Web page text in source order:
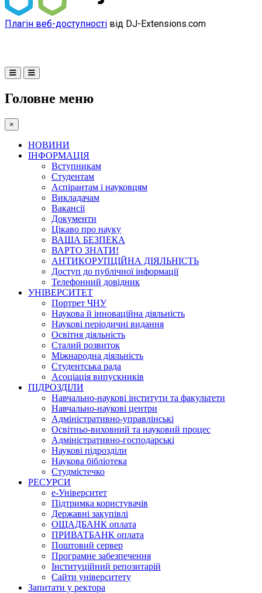
Плагін веб-доступності від DJ-Extensions.com
Головне меню
×
НОВИНИ
ІНФОРМАЦІЯ
Вступникам
Студентам
Аспірантам і науковцям
Викладачам
Вакансії
Документи
Цікаво про науку
ВАША БЕЗПЕКА
ВАРТО ЗНАТИ!
АНТИКОРУПЦІЙНА ДІЯЛЬНІСТЬ
Доступ до публічної інформації
Телефонний довідник
УНІВЕРСИТЕТ
Портрет ЧНУ
Наукова й інноваційна діяльність
Наукові періодичні видання
Освітня діяльність
Сталий розвиток
Міжнародна діяльність
Студентська рада
Асоціація випускників
ПІДРОЗДІЛИ
Навчально-наукові інститути та факультети
Навчально-наукові центри
Адміністративно-управлінські
Освітньо-виховний та науковий процес
Адміністративно-господарські
Наукові підрозділи
Наукова бібліотека
Студмістечко
РЕСУРСИ
е-Університет
Підтримка користувачів
Державні закупівлі
ОЩАДБАНК оплата
ПРИВАТБАНК оплата
Поштовий сервер
Програмне забезпечення
Інституційний репозитарій
Сайти університету
Запитати у ректора